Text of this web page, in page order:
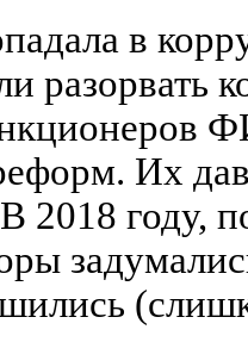
в
разорвать
Их
2018 году,